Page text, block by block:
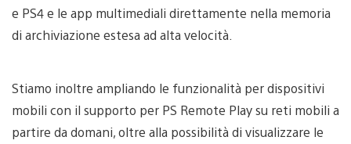
e PS4 e le app multimediali direttamente nella memoria
di archiviazione estesa ad alta velocità.
Stiamo inoltre ampliando le funzionalità per dispositivi
mobili con il supporto per PS Remote Play su reti mobili a
partire da domani, oltre alla possibilità di visualizzare le